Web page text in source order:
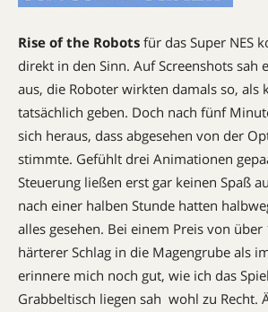
Rise of the Robots für das Super NES
direkt in den Sinn. Auf Screenshots sah
aus, die Roboter wirkten damals so, als
tatsächlich geben. Doch nach fünf
sich heraus, dass abgesehen von der
stimmte. Gefühlt drei Animationen
Steuerung ließen erst gar keinen Spaß
nach einer halben Stunde hatten
alles gesehen. Bei einem Preis von
härterer Schlag in die Magengrube als
erinnere mich noch gut, wie ich das
Grabbeltisch liegen sah  wohl zu Recht.